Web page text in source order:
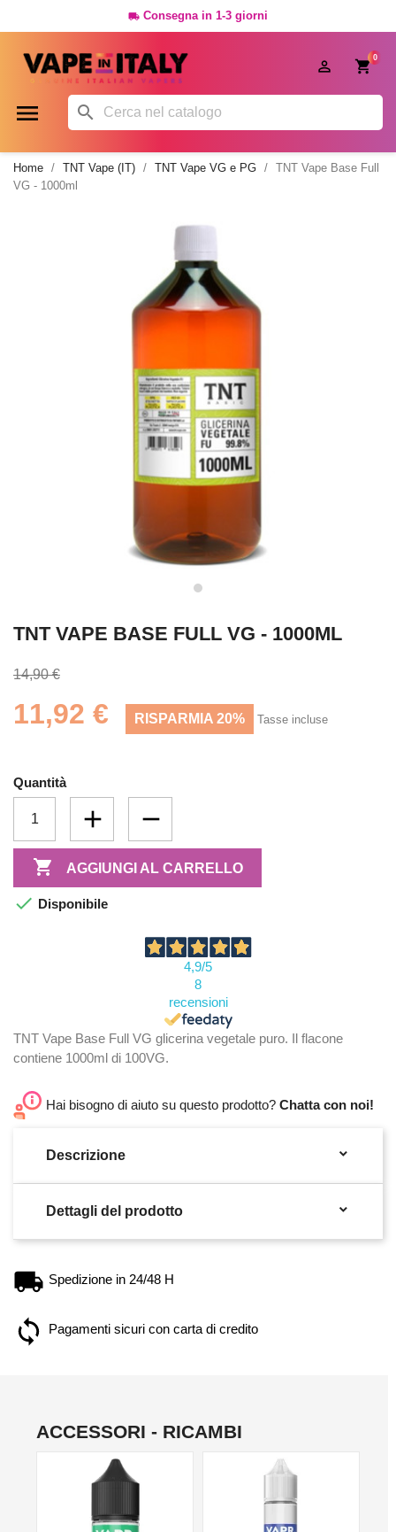
 Consegna in 1-3 giorni
0

 
Home TNT Vape (IT) TNT Vape VG e PG
TNT Vape Base Full
VG - 1000ml
TNT VAPE BASE FULL VG - 1000ML
14,90 €
11,92 € RISPARMIA 20% Tasse incluse
Quantità
 AGGIUNGI AL CARRELLO
 Disponibile
4,9/5
8
recensioni
TNT Vape Base Full VG glicerina vegetale puro. Il flacone
contiene 1000ml di 100VG.
Hai bisogno di aiuto su questo prodotto? Chatta con noi!
Descrizione 
Dettagli del prodotto 
Spedizione in 24/48 H
Pagamenti sicuri con carta di credito
ACCESSORI - RICAMBI